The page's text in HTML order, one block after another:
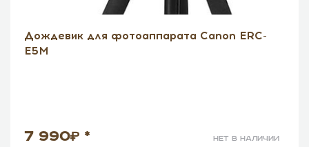
Дождевик для фотоаппарата Canon ERC-
E5M
7 990 * нет в наличии